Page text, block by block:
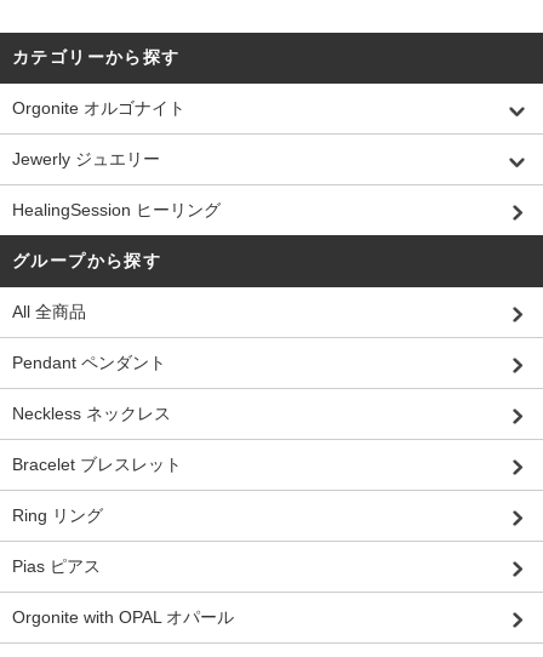
カテゴリーから探す
Orgonite オルゴナイト
Jewerly ジュエリー
HealingSession ヒーリング
グループから探す
All 全商品
Pendant ペンダント
Neckless ネックレス
Bracelet ブレスレット
Ring リング
Pias ピアス
Orgonite with OPAL オパール